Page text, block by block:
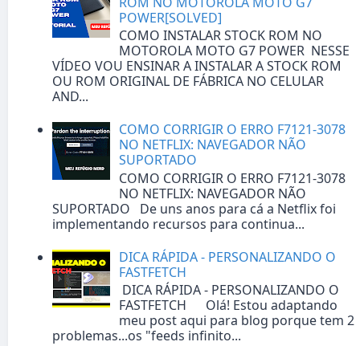
POWER[SOLVED]
COMO INSTALAR STOCK ROM NO
MOTOROLA MOTO G7 POWER NESSE
VÍDEO VOU ENSINAR A INSTALAR A STOCK ROM
OU ROM ORIGINAL DE FÁBRICA NO CELULAR
AND...
COMO CORRIGIR O ERRO F7121-3078
NO NETFLIX: NAVEGADOR NÃO
SUPORTADO
COMO CORRIGIR O ERRO F7121-3078
NO NETFLIX: NAVEGADOR NÃO
SUPORTADO De uns anos para cá a Netflix foi
implementando recursos para continua...
DICA RÁPIDA - PERSONALIZANDO O
FASTFETCH
DICA RÁPIDA - PERSONALIZANDO O
FASTFETCH Olá! Estou adaptando
meu post aqui para blog porque tem 2
problemas...os "feeds infinito...